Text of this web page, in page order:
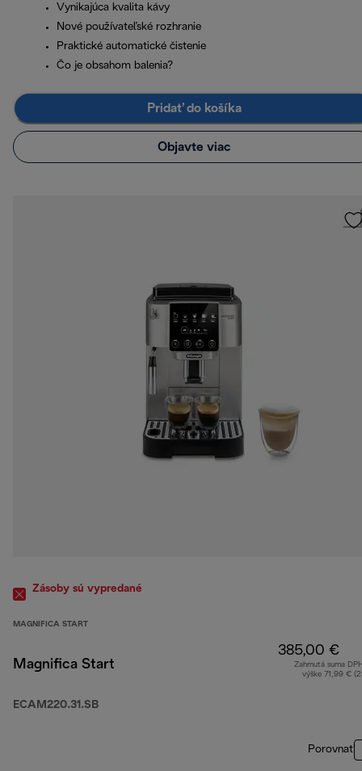
Vynikajúca kvalita kávy
Nové používateľské rozhranie
Praktické automatické čistenie
Čo je obsahom balenia?
Pridať do košíka
Objavte viac
Zásoby sú vypredané
MAGNIFICA START
Magnifica Start
ECAM220.31.SB
385,00 €
Zahrnutá suma
výške 71,99 €
Porovnať